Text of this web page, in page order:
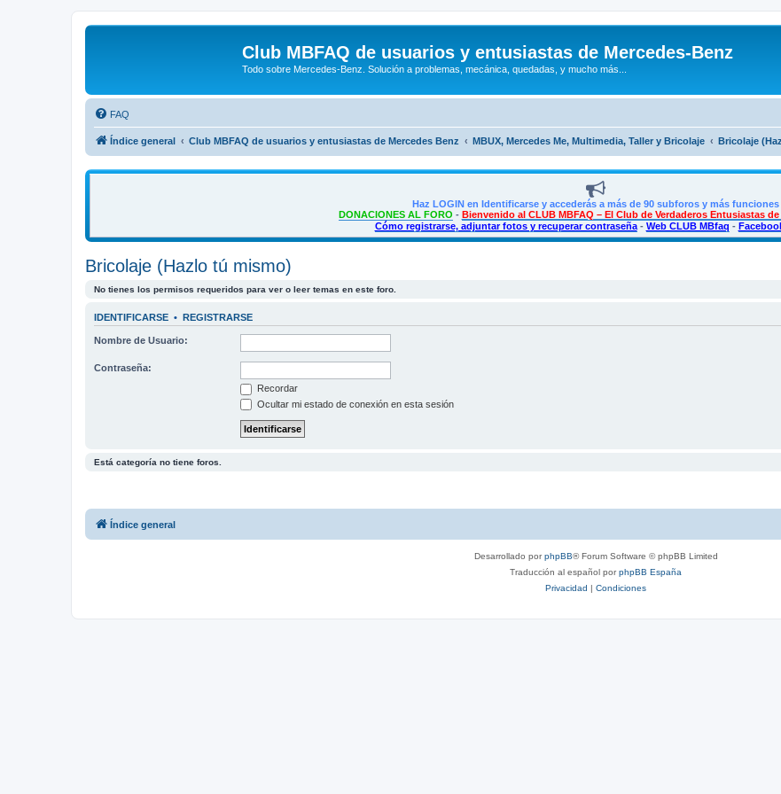
Club MBFAQ de usuarios y entusiastas de Mercedes-Benz
Todo sobre Mercedes-Benz. Solución a problemas, mecánica, quedadas, y mucho más...
FAQ
Índice general Club MBFAQ de usuarios y entusiastas de Mercedes Benz MBUX, Mercedes Me, Multimedia, Taller y Bricolaje Bricolaje
Haz LOGIN en Identificarse y accederás a más de 90 subforos y más funciones
DONACIONES AL FORO - Bienvenido al CLUB MBFAQ – El Club de Verdaderos Entusiastas
Cómo registrarse, adjuntar fotos y recuperar contraseña- Web CLUB MBfaq -
Bricolaje (Hazlo tú mismo)
No tienes los permisos requeridos para ver o leer temas en este foro.
IDENTIFICARSE • REGISTRARSE
Nombre de Usuario:
Contraseña:
Recordar
Ocultar mi estado de conexión en esta sesión
Está categoría no tiene foros.
Índice general
Desarrollado porphpBB® Forum Software © phpBB Limited
Traducción al español porphpBB España
Privacidad | Condiciones